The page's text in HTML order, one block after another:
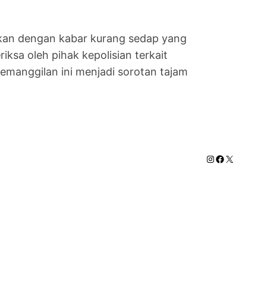
dengan kabar kurang sedap yang
oleh pihak kepolisian terkait
ini menjadi sorotan tajam
Instagram
X